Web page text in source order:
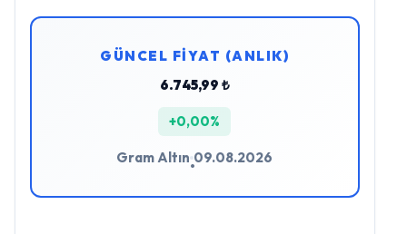
GÜNCEL FİYAT (ANLIK)
6.745,99 ₺
+0,00%
Gram Altın
•
09.08.2026